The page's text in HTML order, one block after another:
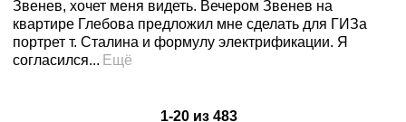
Звенев, хочет меня видеть. Вечером Звенев на
квартире Глебова предложил мне сделать для ГИЗа
портрет т. Сталина и формулу электрификации. Я
согласился... Ещё
1-20из 483